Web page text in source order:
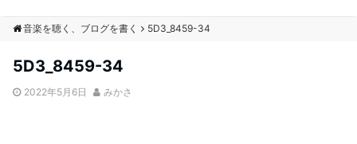
音楽を聴く、ブログを書く 5D3_8459-34
5D3_8459-34
2022年5月6日 みかさ